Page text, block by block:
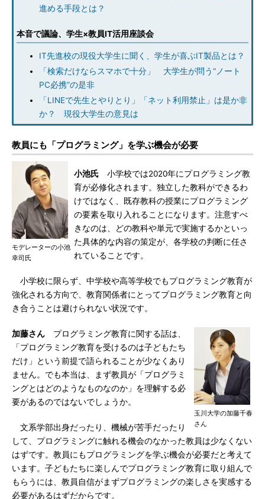
進める手段とは？
本音で議論、学生×教員IT活用座談会
IT先進校の現役大学生に聞く、学生が喜ぶIT製品とは？
「検索だけならスマホで十分」 大学生が問う“ノート
PC必携”の是非
「LINEで先生とやりとり」「ネット利用禁止」は是か非
か？ 現役大学生の意見は
教員にも「プログラミング」を学ぶ機会が必要
モデレーターの小池
幸司氏
小池氏 小学校では2020年にプログラミング教
育が必修化されます。独立した教科ができるわ
けではなく、既存教科の授業にプログラミング
の要素を取り入れることになります。注意すべ
きなのは、どの教科や単元で実施するかといっ
た具体的な内容の策定が、各学校の判断に任さ
れていることです。
小学校に限らず、中学校や高等学校でもプログラミング教育が
強化される方向で、教育関係者にとってプログラミング教育と向
き合うことは避けられない状況です。
玉川大学の加藤千春
さん
加藤さん プログラミング教育に関する話は、
「プログラミング教育を受けるのは子どもたち
だけ」という前提で語られることが少なくあり
ません。でも本当は、まず教員が「プログラミ
ングとはどのようなものなのか」を理解する必
要があるのではないでしょうか。
文系学部出身だったり、機械が苦手だったり
して、プログラミングに触れる機会のなかった教員は少なくない
はずです。教員にもプログラミングを学ぶ機会が必要だと考えて
います。子どもたちに楽しんでプログラミング教育に取り組んで
もらうには、教員自信がまずプログラミングの楽しさを実感する
必要があるはずだからです。